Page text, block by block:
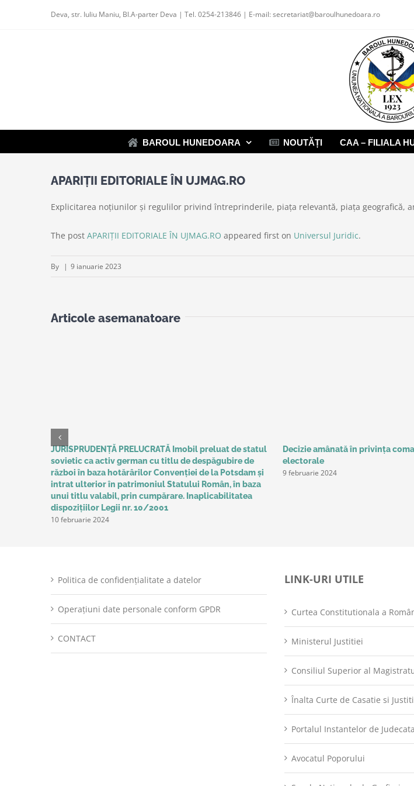
Deva, str. Iuliu Maniu, Bl.A-parter Deva | Tel. 0254-213846 | E-mail: secretariat@baroulhunedoara.ro
BAROUL HUNEDOARA NOUTĂȚI CAA – FILIALA
APARIȚII EDITORIALE ÎN UJMAG.RO
Explicitarea noțiunilor și regulilor privind întreprinderile, piața relevantă, piața geografică,
The post APARIȚII EDITORIALE ÎN UJMAG.RO appeared first on Universul Juridic.
By | 9 ianuarie 2023
Articole asemanatoare
JURISPRUDENȚĂ PRELUCRATĂ Imobil preluat de statul
sovietic ca activ german cu titlu de despăgubire de
război în baza hotărârilor Convenţiei de la Potsdam și
intrat ulterior în patrimoniul Statului Român, în baza
unui titlu valabil, prin cumpărare. Inaplicabilitatea
dispozițiilor Legii nr. 10/2001
10 februarie 2024
Decizie amânată în privinţa
electorale
9 februarie 2024
Politica de confidențialitate a datelor
Operațiuni date personale conform GPDR
CONTACT
LINK-URI UTILE
Curtea Constitutionala a
Ministerul Justitiei
Consiliul Superior al
Înalta Curte de Casatie si
Portalul Instantelor de Judecata
Avocatul Poporului